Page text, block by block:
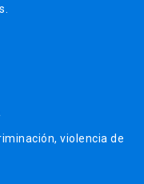
violencia de